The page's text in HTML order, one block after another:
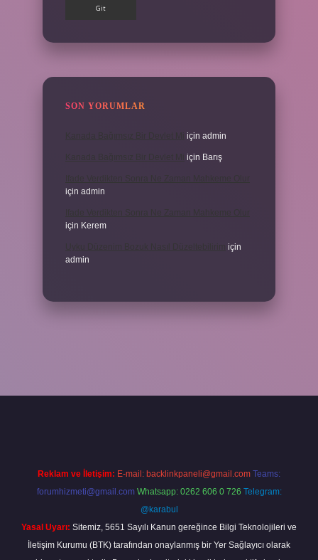
SON YORUMLAR
için admin
için Barış
için admin
için Kerem
için
admin
Reklam ve İletişim: E-mail: backlinkpaneli@gmail.com Teams:
forumhizmeti@gmail.com Whatsapp: 0262 606 0 726 Telegram:
@karabul
Yasal Uyarı: Sitemiz, 5651 Sayılı Kanun gereğince Bilgi Teknolojileri ve
İletişim Kurumu (BTK) tarafından onaylanmış bir Yer Sağlayıcı olarak